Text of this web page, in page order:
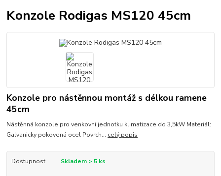
Konzole Rodigas MS120 45cm
Konzole pro nástěnnou montáž s délkou ramene
45cm
Nástěnná konzole pro venkovní jednotku klimatizace do 3,5kW Materiál:
Galvanicky pokovená ocel Povrch... celý popis
Dostupnost Skladem > 5 ks